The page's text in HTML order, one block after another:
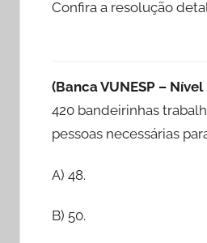
Confira a resolução
(Banca VUNESP –
420 bandeirinhas
pessoas necessárias
A) 48.
B) 50.